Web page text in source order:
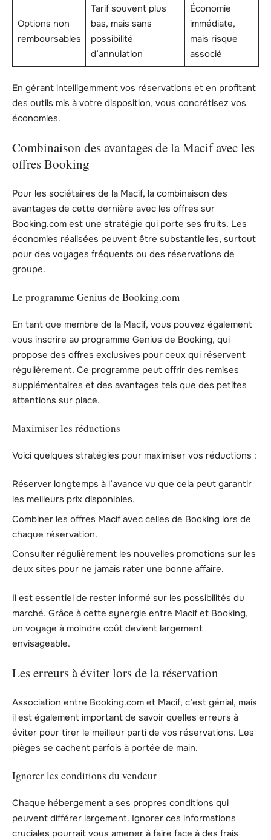
Options non
remboursables
Tarif souvent plus
bas, mais sans
possibilité
d’annulation
Économie
immédiate,
mais risque
associé
En gérant intelligemment vos réservations et en profitant
des outils mis à votre disposition, vous concrétisez vos
économies.
Combinaison des avantages de la Macif avec les
offres Booking
Pour les sociétaires de la Macif, la combinaison des
avantages de cette dernière avec les offres sur
Booking.com est une stratégie qui porte ses fruits. Les
économies réalisées peuvent être substantielles, surtout
pour des voyages fréquents ou des réservations de
groupe.
Le programme Genius de Booking.com
En tant que membre de la Macif, vous pouvez également
vous inscrire au programme Genius de Booking, qui
propose des offres exclusives pour ceux qui réservent
régulièrement. Ce programme peut offrir des remises
supplémentaires et des avantages tels que des petites
attentions sur place.
Maximiser les réductions
Voici quelques stratégies pour maximiser vos réductions :
Réserver longtemps à l’avance vu que cela peut garantir
les meilleurs prix disponibles.
Combiner les offres Macif avec celles de Booking lors de
chaque réservation.
Consulter régulièrement les nouvelles promotions sur les
deux sites pour ne jamais rater une bonne affaire.
Il est essentiel de rester informé sur les possibilités du
marché. Grâce à cette synergie entre Macif et Booking,
un voyage à moindre coût devient largement
envisageable.
Les erreurs à éviter lors de la réservation
Association entre Booking.com et Macif, c’est génial, mais
il est également important de savoir quelles erreurs à
éviter pour tirer le meilleur parti de vos réservations. Les
pièges se cachent parfois à portée de main.
Ignorer les conditions du vendeur
Chaque hébergement a ses propres conditions qui
peuvent différer largement. Ignorer ces informations
cruciales pourrait vous amener à faire face à des frais